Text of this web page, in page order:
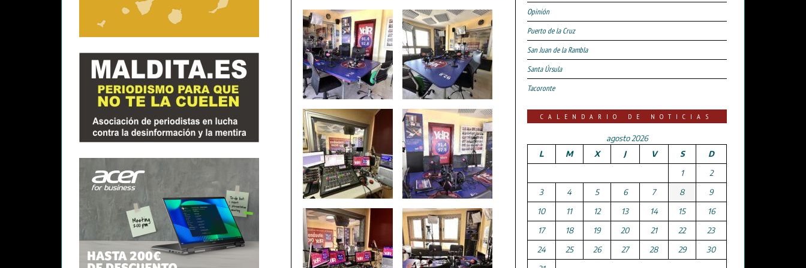
Opinión
Puerto de la Cruz
San Juan de la Rambla
Santa Úrsula
Tacoronte
CALENDARIO DE NOTICIAS
agosto 2026
L
M X J V S
D
1
2
3
4 5 6 7 8
9
10
11 12 13 14 15
16
17
18 19 20 21 22
23
24
25 26 27 28 29
30